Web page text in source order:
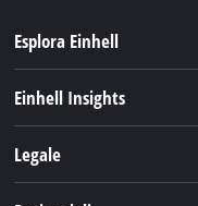
Esplora Einhell
Chi siamo
Einhell Insights
Legale